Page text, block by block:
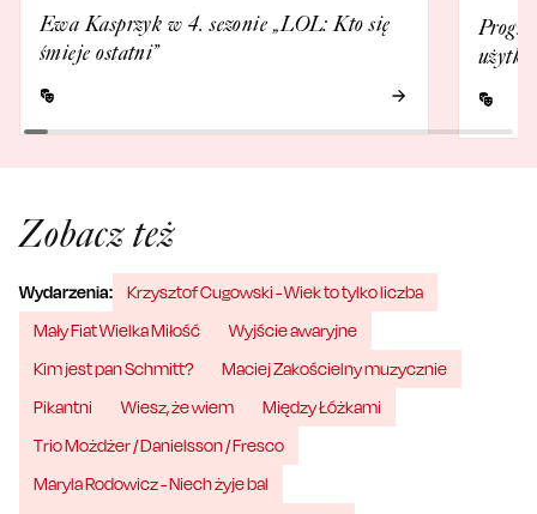
Ewa Kasprzyk w 4. sezonie „LOL: Kto się
śmieje ostatni”
Zobacz też
Wydarzenia:
Krzysztof Cugowski - Wiek to tylko liczba
Mały Fiat Wielka Miłość
Wyjście awaryjne
Kim jest pan Schmitt?
Maciej Zakościelny muzycznie
Pikantni
Wiesz, że wiem
Między Łóżkami
Trio Możdżer / Danielsson / Fresco
Maryla Rodowicz - Niech żyje bal